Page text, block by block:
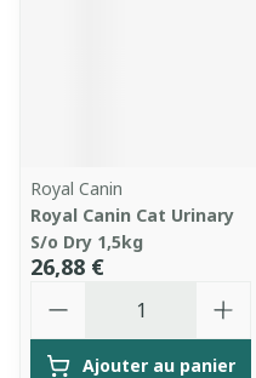
Royal Canin
Royal Canin Cat Urinary
S/o Dry 1,5kg
26,88 €
Ajouter au panier